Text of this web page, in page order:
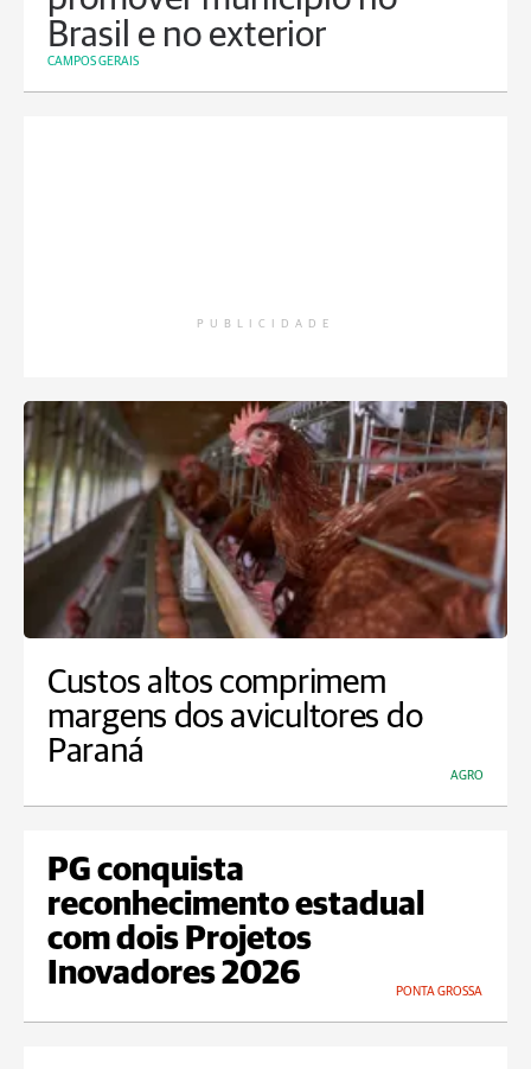
Brasil e no exterior
CAMPOS GERAIS
PUBLICIDADE
Custos altos comprimem
margens dos avicultores do
Paraná
AGRO
PG conquista
reconhecimento estadual
com dois Projetos
Inovadores 2026
PONTA GROSSA